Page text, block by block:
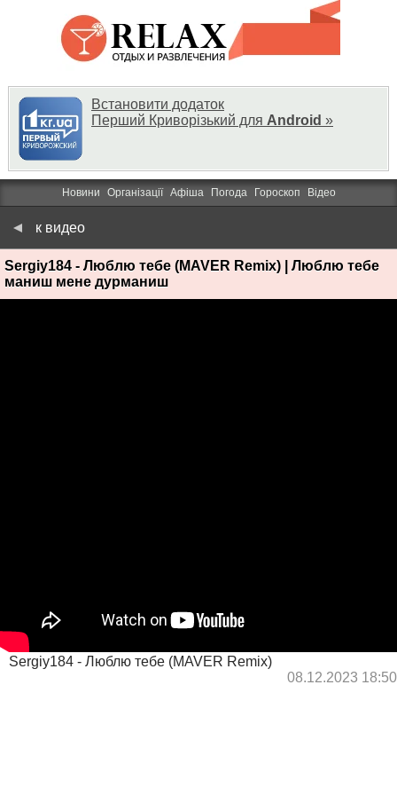
Встановити додаток
Перший Криворізький для Android »
Новини Організації Афіша Погода Гороскоп Відео
к видео
Sergiy184 - Люблю тебе (MAVER Remix) | Люблю тебе
маниш мене дурманиш
Sergiy184 - Люблю тебе (MAVER Remix)
08.12.2023 18:50